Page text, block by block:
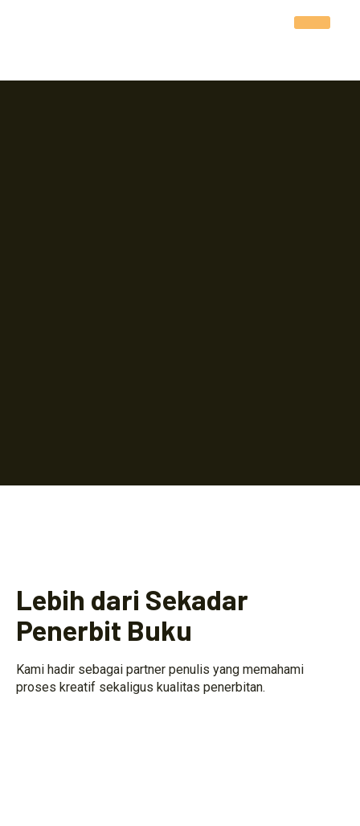
Lebih dari Sekadar
Penerbit Buku
Kami hadir sebagai partner penulis yang memahami
proses kreatif sekaligus kualitas penerbitan.